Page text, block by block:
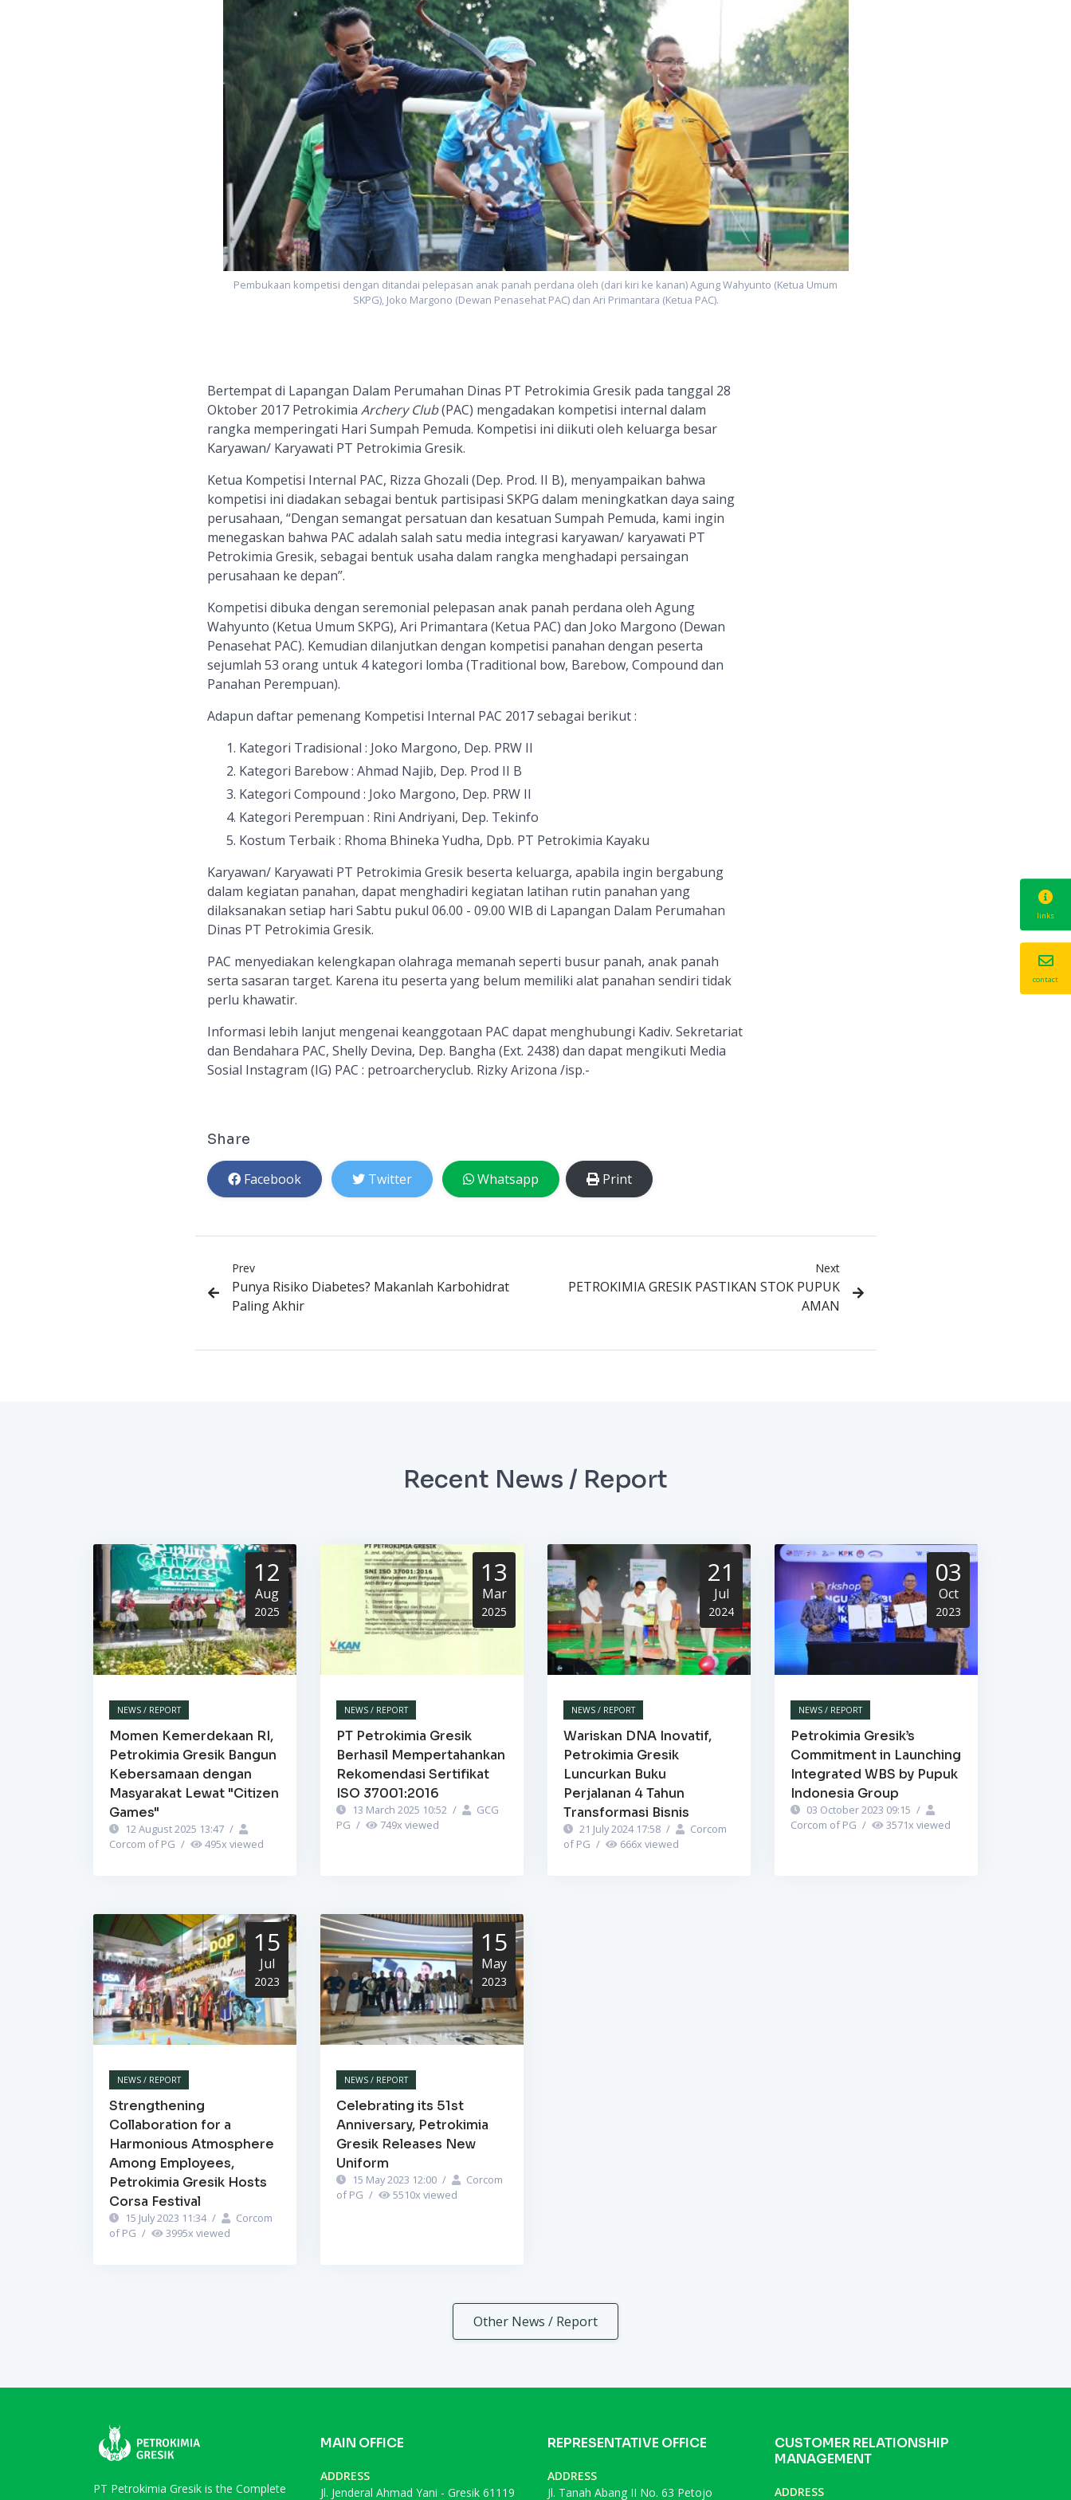
Pembukaan kompetisi dengan ditandai pelepasan anak panah perdana oleh (dari kiri ke kanan) Agung Wahyunto (Ketua Umum
SKPG), Joko Margono (Dewan Penasehat PAC) dan Ari Primantara (Ketua PAC).
Bertempat di Lapangan Dalam Perumahan Dinas PT Petrokimia Gresik pada tanggal 28
Oktober 2017 Petrokimia Archery Club(PAC) mengadakan kompetisi internal dalam
rangka memperingati Hari Sumpah Pemuda. Kompetisi ini diikuti oleh keluarga besar
Karyawan/ Karyawati PT Petrokimia Gresik.
Ketua Kompetisi Internal PAC, Rizza Ghozali (Dep. Prod. II B), menyampaikan bahwa
kompetisi ini diadakan sebagai bentuk partisipasi SKPG dalam meningkatkan daya saing
perusahaan, “Dengan semangat persatuan dan kesatuan Sumpah Pemuda, kami ingin
menegaskan bahwa PAC adalah salah satu media integrasi karyawan/ karyawati PT
Petrokimia Gresik, sebagai bentuk usaha dalam rangka menghadapi persaingan
perusahaan ke depan”.
Kompetisi dibuka dengan seremonial pelepasan anak panah perdana oleh Agung
Wahyunto (Ketua Umum SKPG), Ari Primantara (Ketua PAC) dan Joko Margono (Dewan
Penasehat PAC). Kemudian dilanjutkan dengan kompetisi panahan dengan peserta
sejumlah 53 orang untuk 4 kategori lomba (Traditional bow, Barebow, Compound dan
Panahan Perempuan).
Adapun daftar pemenang Kompetisi Internal PAC 2017 sebagai berikut :
Kategori Tradisional : Joko Margono, Dep. PRW II
Kategori Barebow : Ahmad Najib, Dep. Prod II B
Kategori Compound : Joko Margono, Dep. PRW II
Kategori Perempuan : Rini Andriyani, Dep. Tekinfo
Kostum Terbaik : Rhoma Bhineka Yudha, Dpb. PT Petrokimia Kayaku
Karyawan/ Karyawati PT Petrokimia Gresik beserta keluarga, apabila ingin bergabung
dalam kegiatan panahan, dapat menghadiri kegiatan latihan rutin panahan yang
dilaksanakan setiap hari Sabtu pukul 06.00 - 09.00 WIB di Lapangan Dalam Perumahan
Dinas PT Petrokimia Gresik.
PAC menyediakan kelengkapan olahraga memanah seperti busur panah, anak panah
serta sasaran target. Karena itu peserta yang belum memiliki alat panahan sendiri tidak
perlu khawatir.
Informasi lebih lanjut mengenai keanggotaan PAC dapat menghubungi Kadiv. Sekretariat
dan Bendahara PAC, Shelly Devina, Dep. Bangha (Ext. 2438) dan dapat mengikuti Media
Sosial Instagram (IG) PAC : petroarcheryclub. Rizky Arizona /isp.-
Share
Facebook Twitter Whatsapp Print
Prev
Punya Risiko Diabetes? Makanlah Karbohidrat
Paling Akhir
Next
PETROKIMIA GRESIK PASTIKAN STOK PUPUK
AMAN
Recent News / Report
12
Aug
2025
NEWS / REPORT
Momen Kemerdekaan RI,
Petrokimia Gresik Bangun
Kebersamaan dengan
Masyarakat Lewat "Citizen
Games"
12 August 2025 13:47 /
Corcom of PG / 495x viewed
13
Mar
2025
NEWS / REPORT
PT Petrokimia Gresik
Berhasil Mempertahankan
Rekomendasi Sertifikat
ISO 37001:2016
13 March 2025 10:52 /
GCG
PG / 749x viewed
21
Jul
2024
NEWS / REPORT
Wariskan DNA Inovatif,
Petrokimia Gresik
Luncurkan Buku
Perjalanan 4 Tahun
Transformasi Bisnis
21 July 2024 17:58 /
Corcom
of PG / 666x viewed
03
Oct
2023
NEWS / REPORT
Petrokimia Gresik’s
Commitment in Launching
Integrated WBS by Pupuk
Indonesia Group
03 October 2023 09:15 /
Corcom of PG / 3571x viewed
15
Jul
2023
NEWS / REPORT
Strengthening
Collaboration for a
Harmonious Atmosphere
Among Employees,
Petrokimia Gresik Hosts
Corsa Festival
15 July 2023 11:34 /
Corcom
of PG / 3995x viewed
15
May
2023
NEWS / REPORT
Celebrating its 51st
Anniversary, Petrokimia
Gresik Releases New
Uniform
15 May 2023 12:00 /
Corcom
of PG / 5510x viewed
Other News / Report
PT Petrokimia Gresik is the Complete
MAIN OFFICE
ADDRESS
Jl. Jenderal Ahmad Yani - Gresik 61119
REPRESENTATIVE OFFICE
ADDRESS
Jl. Tanah Abang II No. 63 Petojo
CUSTOMER RELATIONSHIP
MANAGEMENT
ADDRESS
links
contact